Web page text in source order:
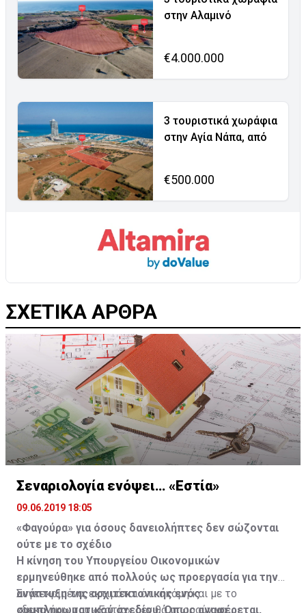
στην Αλαμινό
€4.000.000
3 τουριστικά χωράφια
στην Αγία Νάπα, από
€500.000
ΣΧΕΤΙΚΑ ΑΡΘΡΑ
Σεναριολογία ενόψει… «Εστία»
09.06.2019 18:05
«Φαγούρα» για όσους δανειολήπτες δεν σώζονται
ούτε με το σχέδιο
Η κίνηση του Υπουργείου Οικονομικών
ερμηνεύθηκε από πολλούς ως προεργασία για την
ανάπτυξη της αρχιτεκτονικής ενός
συμπληρωματικού σχεδίου. Όπως αναφέρεται,
Συγκεκριμένα, εκτιμάται ότι ακόμη και με το
«δεκανίκι» του «Εστία» δεν θα μπορούν να